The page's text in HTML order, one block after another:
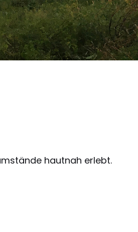
hautnah erlebt.